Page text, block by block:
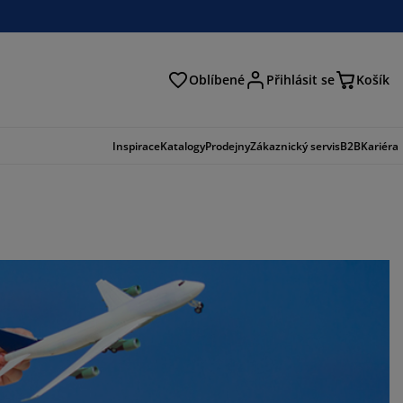
Oblíbené Přihlásit se Košík
InspiraceKatalogyProdejnyZákaznický servisB2BKariéra